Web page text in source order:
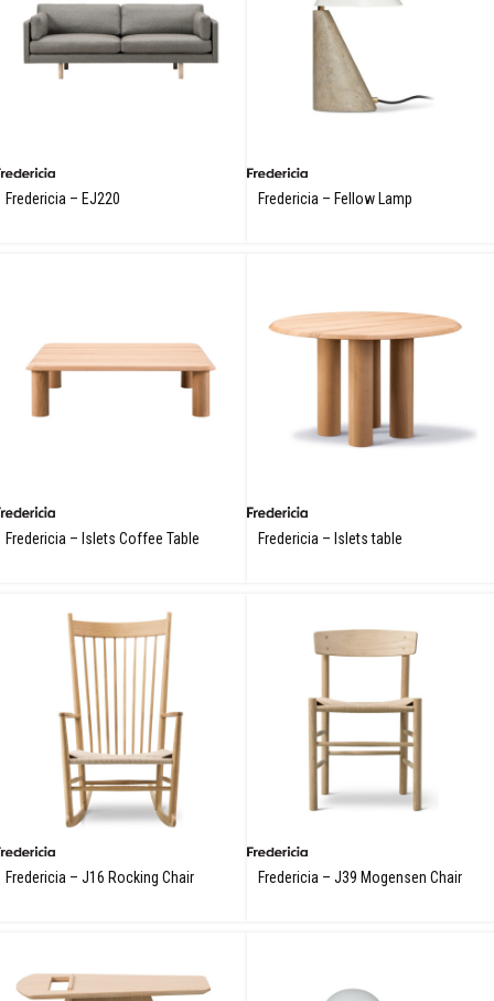
Fredericia – EJ220 Fredericia – Fellow Lamp
Fredericia – Islets Coffee Table Fredericia – Islets table
Fredericia – J16 Rocking Chair Fredericia – J39 Mogensen Chair